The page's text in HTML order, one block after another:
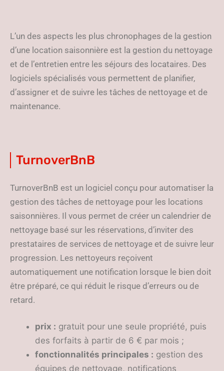
L’un des aspects les plus chronophages de la gestion
d’une location saisonnière est la gestion du nettoyage
et de l’entretien entre les séjours des locataires. Des
logiciels spécialisés vous permettent de planifier,
d’assigner et de suivre les tâches de nettoyage et de
maintenance.
TurnoverBnB
TurnoverBnB est un logiciel conçu pour automatiser la
gestion des tâches de nettoyage pour les locations
saisonnières. Il vous permet de créer un calendrier de
nettoyage basé sur les réservations, d’inviter des
prestataires de services de nettoyage et de suivre leur
progression. Les nettoyeurs reçoivent
automatiquement une notification lorsque le bien doit
être préparé, ce qui réduit le risque d’erreurs ou de
retard.
prix : gratuit pour une seule propriété, puis
des forfaits à partir de 6 € par mois ;
fonctionnalités principales : gestion des
équipes de nettoyage, notifications